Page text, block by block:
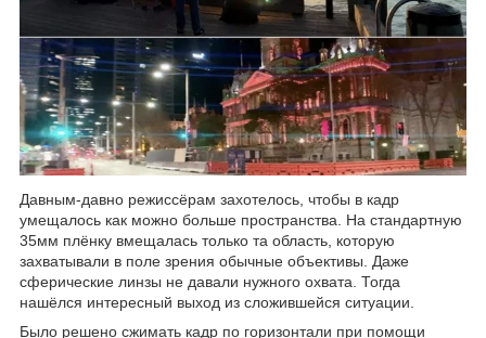
Давным-давно режиссёрам захотелось, чтобы в кадр
умещалось как можно больше пространства. На стандартную
35мм плёнку вмещалась только та область, которую
захватывали в поле зрения обычные объективы. Даже
сферические линзы не давали нужного охвата. Тогда
нашёлся интересный выход из сложившейся ситуации.
Было решено сжимать кадр по горизонтали при помощи